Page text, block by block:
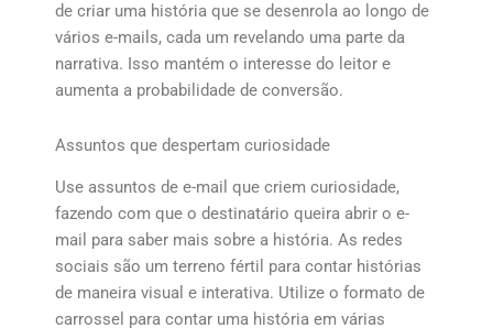
de criar uma história que se desenrola ao longo de
vários e-mails, cada um revelando uma parte da
narrativa. Isso mantém o interesse do leitor e
aumenta a probabilidade de conversão.
Assuntos que despertam curiosidade
Use assuntos de e-mail que criem curiosidade,
fazendo com que o destinatário queira abrir o e-
mail para saber mais sobre a história. As redes
sociais são um terreno fértil para contar histórias
de maneira visual e interativa. Utilize o formato de
carrossel para contar uma história em várias